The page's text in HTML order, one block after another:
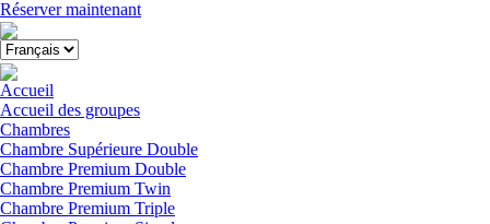
Menu
Réserver maintenant
Close
menu
Accueil
Accueil des groupes
Chambres
Chambre Supérieure Double
Chambre Premium Double
Chambre Premium Twin
Chambre Premium Triple